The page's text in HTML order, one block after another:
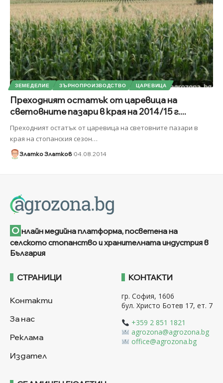
ЗЕМЕДЕЛИЕ ЗЪРНОПРОИЗВОДСТВО ЦАРЕВИЦА
Преходният остатък от царевица на
световните пазари в края на 2014/15 г....
Преходният остатък от царевица на световните пазари в
края на стопанския сезон…
Златко Златков 04.08.2014
О нлайн медийна платформа, посветена на
селското стопанство и хранителната индустрия в
България
СТРАНИЦИ
Контакти
За нас
Реклама
Издател
КОНТАКТИ
гр. София, 1606
бул. Христо Ботев 17, ет. 7
+359 2 851 1821
agrozona@agrozona.bg
office@agrozona.bg